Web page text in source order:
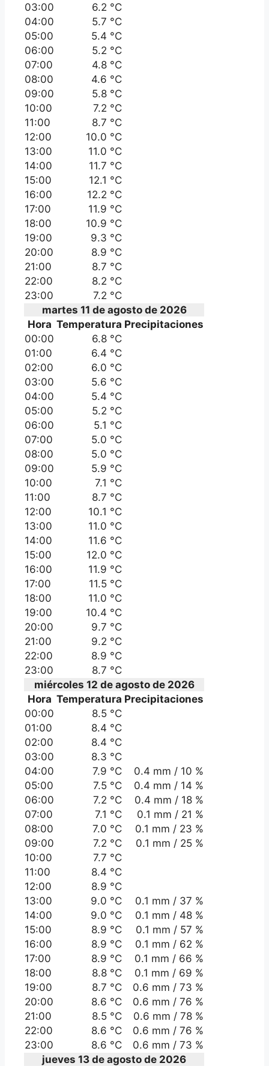
03:00
6.2 °C
04:00
5.7 °C
05:00
5.4 °C
06:00
5.2 °C
07:00
4.8 °C
08:00
4.6 °C
09:00
5.8 °C
10:00
7.2 °C
11:00
8.7 °C
12:00
10.0 °C
13:00
11.0 °C
14:00
11.7 °C
15:00
12.1 °C
16:00
12.2 °C
17:00
11.9 °C
18:00
10.9 °C
19:00
9.3 °C
20:00
8.9 °C
21:00
8.7 °C
22:00
8.2 °C
23:00
7.2 °C
martes 11 de agosto de 2026
Hora Temperatura Precipitaciones
00:00
6.8 °C
01:00
6.4 °C
02:00
6.0 °C
03:00
5.6 °C
04:00
5.4 °C
05:00
5.2 °C
06:00
5.1 °C
07:00
5.0 °C
08:00
5.0 °C
09:00
5.9 °C
10:00
7.1 °C
11:00
8.7 °C
12:00
10.1 °C
13:00
11.0 °C
14:00
11.6 °C
15:00
12.0 °C
16:00
11.9 °C
17:00
11.5 °C
18:00
11.0 °C
19:00
10.4 °C
20:00
9.7 °C
21:00
9.2 °C
22:00
8.9 °C
23:00
8.7 °C
miércoles 12 de agosto de 2026
Hora Temperatura Precipitaciones
00:00
8.5 °C
01:00
8.4 °C
02:00
8.4 °C
03:00
8.3 °C
04:00
7.9 °C
0.4 mm / 10 %
05:00
7.5 °C
0.4 mm / 14 %
06:00
7.2 °C
0.4 mm / 18 %
07:00
7.1 °C
0.1 mm / 21 %
08:00
7.0 °C
0.1 mm / 23 %
09:00
7.2 °C
0.1 mm / 25 %
10:00
7.7 °C
11:00
8.4 °C
12:00
8.9 °C
13:00
9.0 °C
0.1 mm / 37 %
14:00
9.0 °C
0.1 mm / 48 %
15:00
8.9 °C
0.1 mm / 57 %
16:00
8.9 °C
0.1 mm / 62 %
17:00
8.9 °C
0.1 mm / 66 %
18:00
8.8 °C
0.1 mm / 69 %
19:00
8.7 °C
0.6 mm / 73 %
20:00
8.6 °C
0.6 mm / 76 %
21:00
8.5 °C
0.6 mm / 78 %
22:00
8.6 °C
0.6 mm / 76 %
23:00
8.6 °C
0.6 mm / 73 %
jueves 13 de agosto de 2026